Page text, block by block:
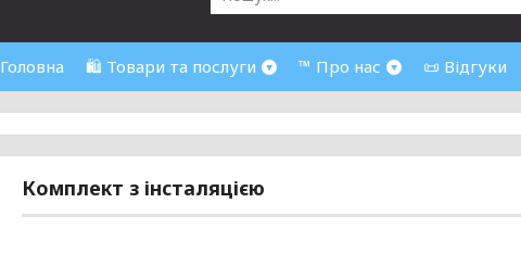
Головна 🛍 Товари та послуги ™ Про нас 📜 Відгуки
Комплект з інсталяцією